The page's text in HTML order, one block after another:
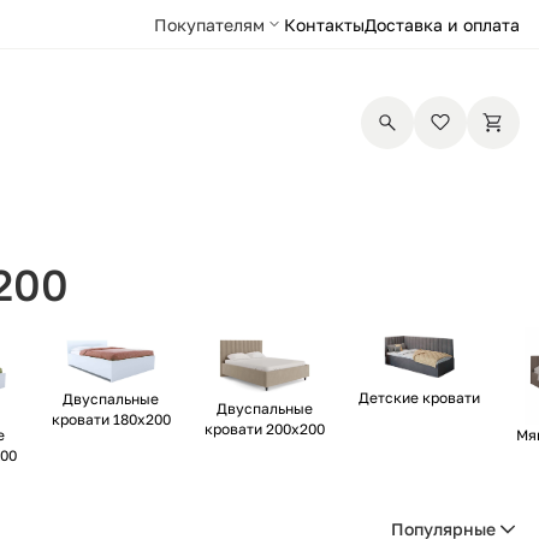
Покупателям КонтактыДоставка и оплата
Двуспальные
кровати 180х200
Двуспальные
кровати 200х200
Детские кровати
Популярные